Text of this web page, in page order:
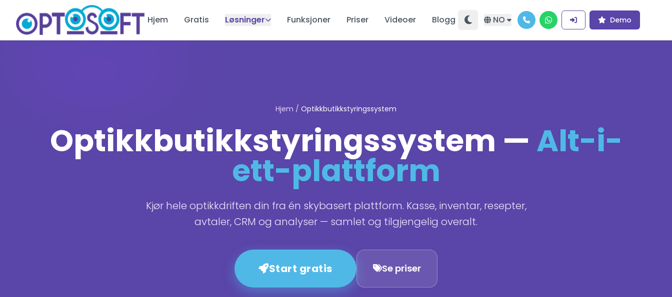
Hjem Gratis Løsninger Funksjoner Priser Videoer Blogg NO Demo
Hjem / Optikkbutikkstyringssystem
Optikkbutikkstyringssystem — Alt-i-
ett-plattform
Kjør hele optikkdriften din fra én skybasert plattform. Kasse, inventar, resepter,
avtaler, CRM og analyser — samlet og tilgjengelig overalt.
Start gratis Se priser